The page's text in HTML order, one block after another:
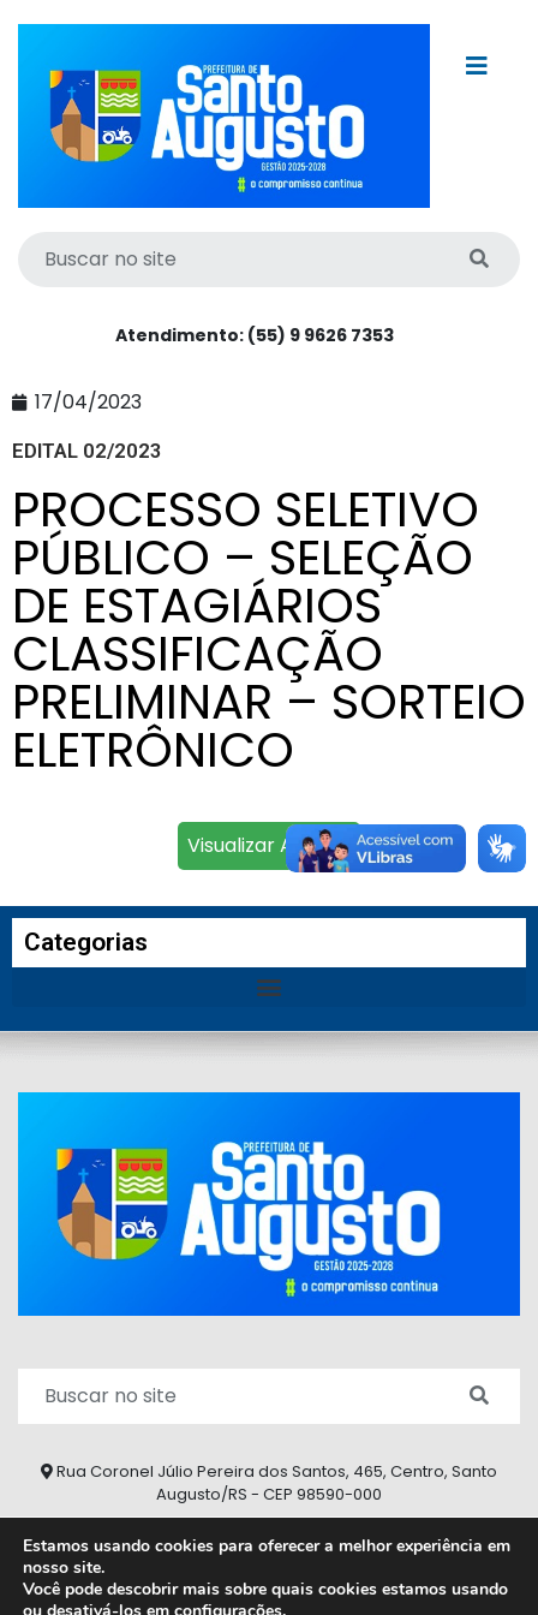
Atendimento: (55) 9 9626 7353
17/04/2023
EDITAL 02/2023
PROCESSO SELETIVO
PÚBLICO – SELEÇÃO
DE ESTAGIÁRIOS
CLASSIFICAÇÃO
PRELIMINAR – SORTEIO
ELETRÔNICO
Visualizar Arquivo
Categorias
Rua Coronel Júlio Pereira dos Santos, 465, Centro, Santo
Augusto/RS - CEP 98590-000
Estamos usando cookies para oferecer a melhor experiência em
nosso site.
Você pode descobrir mais sobre quais cookies estamos usando